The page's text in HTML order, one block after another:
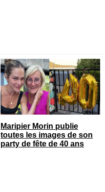
Maripier Morin publie
toutes les images de son
party de fête de 40 ans